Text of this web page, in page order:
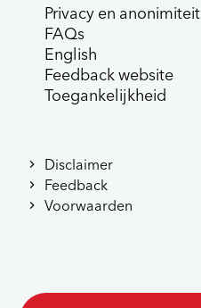
Privacy en anonimiteit
FAQs
English
Feedback website
Toegankelijkheid
Disclaimer
Feedback
Voorwaarden